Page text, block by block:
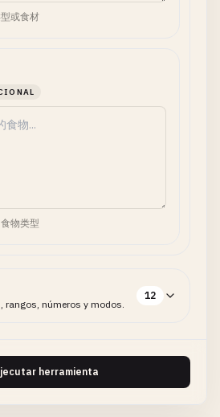
或食材
物类型
rangos, números y modos.
12
herramienta